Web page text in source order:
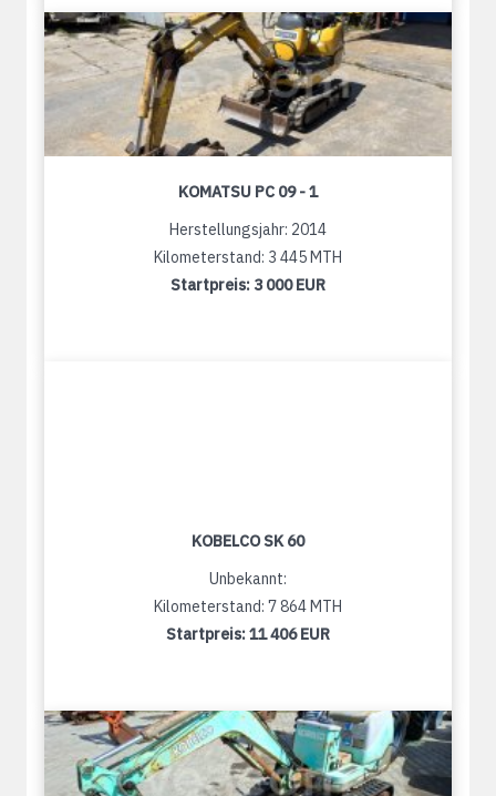
KOMATSU PC 09 - 1
Herstellungsjahr: 2014
Kilometerstand: 3 445 MTH
Startpreis: 3 000 EUR
KOBELCO SK 60
Unbekannt:
Kilometerstand: 7 864 MTH
Startpreis:11 406 EUR